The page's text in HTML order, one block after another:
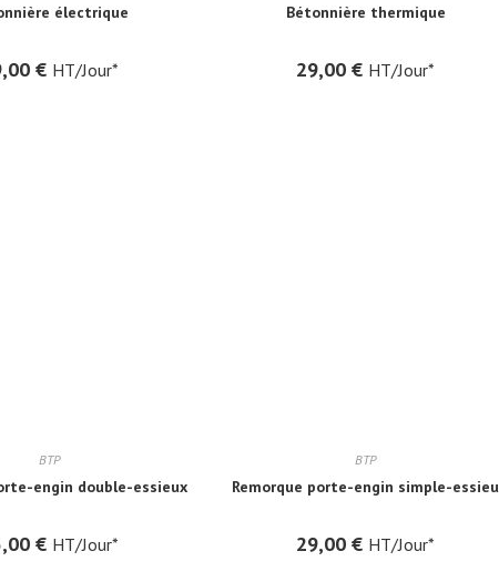
électrique
€ HT/Jour*
Bétonnière thermique
29,00 € HT/Jour*
BTP
engin double-essieux
€ HT/Jour*
BTP
Remorque porte-engin simple-essieu
29,00 € HT/Jour*